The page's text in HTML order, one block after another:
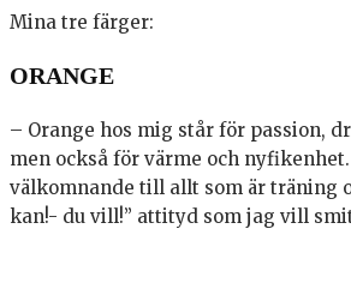
Mina tre färger:
ORANGE
– Orange hos mig står för passion,
men också för värme och
välkomnande till allt som är träning
kan!- du vill!” attityd som jag vill